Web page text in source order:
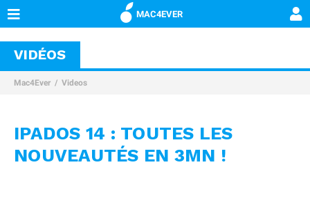
MAC4EVER
VIDÉOS
Mac4Ever Videos
IPADOS 14 : TOUTES LES
NOUVEAUTÉS EN 3MN !